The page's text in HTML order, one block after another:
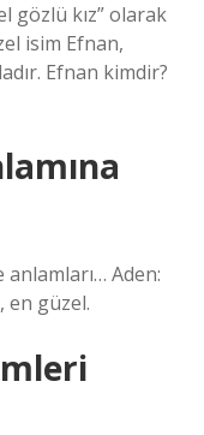
gözlü kız” olarak
isim Efnan,
Efnan kimdir?
anlamları… Aden:
en güzel.